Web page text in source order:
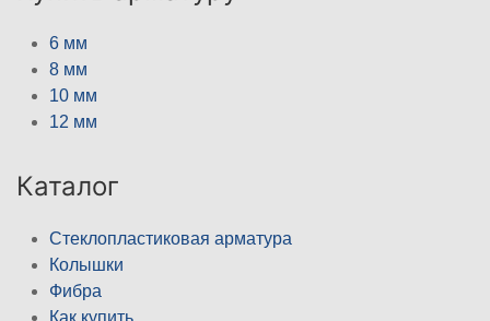
6 мм
8 мм
10 мм
12 мм
Каталог
Стеклопластиковая арматура
Колышки
Фибра
Как купить